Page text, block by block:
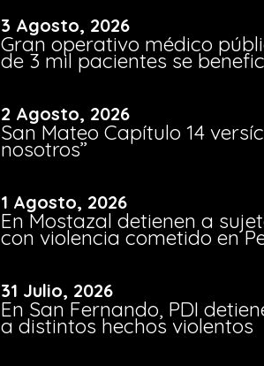
3 Agosto, 2026
Gran operativo médico
de 3 mil pacientes se
2 Agosto, 2026
San Mateo Capítulo 14
nosotros”
1 Agosto, 2026
En Mostazal detienen a
con violencia cometido en
31 Julio, 2026
En San Fernando, PDI
a distintos hechos violentos